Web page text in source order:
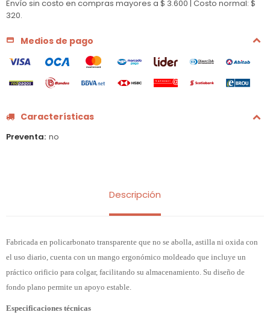
Envío sin costo en compras mayores a $ 3.600 | Costo normal: $
320.
Medios de pago
Características
Preventa no
Descripción
Fabricada en policarbonato transparente que no se abolla, astilla ni oxida con
el uso diario, cuenta con un mango ergonómico moldeado que incluye un
práctico orificio para colgar, facilitando su almacenamiento. Su diseño de
fondo plano permite un apoyo estable.
Especificaciones técnicas